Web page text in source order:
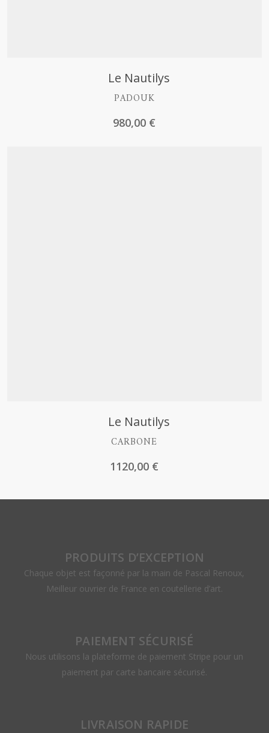
Le Nautilys
PADOUK
980,00 €
Le Nautilys
CARBONE
1120,00 €
PRODUITS D’EXCEPTION
Chaque objet est façonné par la main de Pascal Renoux,
Meilleur ouvrier de France en coutellerie d’art.
PAIEMENT SÉCURISÉ
Nous utilisons la plateforme de paiement Stripe pour un
paiement par carte bancaire sécurisé.
LIVRAISON RAPIDE